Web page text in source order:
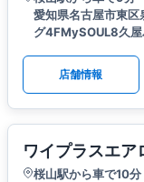
愛知県名古屋市東
グ4FMySOUL8久屋
店舗情報
ワイプラスエア
桜山駅から車で10分